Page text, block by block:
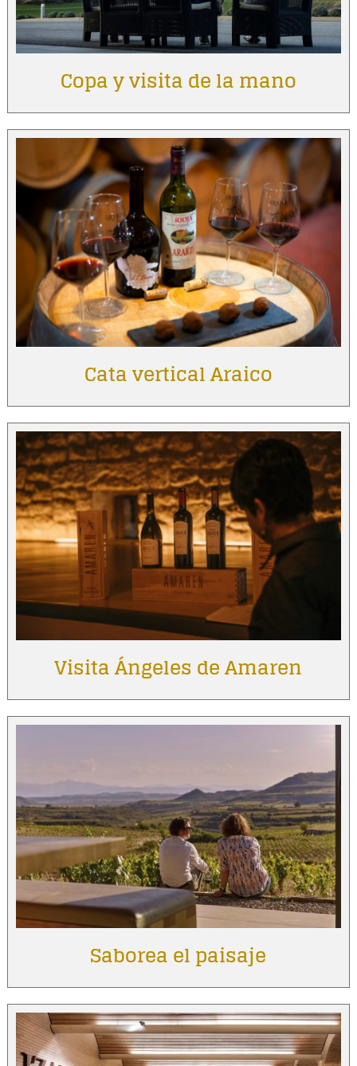
Copa y visita de la mano
Cata vertical Araico
Visita Ángeles de Amaren
Saborea el paisaje